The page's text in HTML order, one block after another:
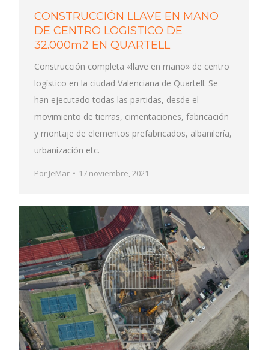
CONSTRUCCIÓN LLAVE EN MANO
DE CENTRO LOGISTICO DE
32.000m2 EN QUARTELL
Construcción completa «llave en mano» de centro
logístico en la ciudad Valenciana de Quartell. Se
han ejecutado todas las partidas, desde el
movimiento de tierras, cimentaciones, fabricación
y montaje de elementos prefabricados, albañilería,
urbanización etc.
Por JeMar 17 noviembre, 2021